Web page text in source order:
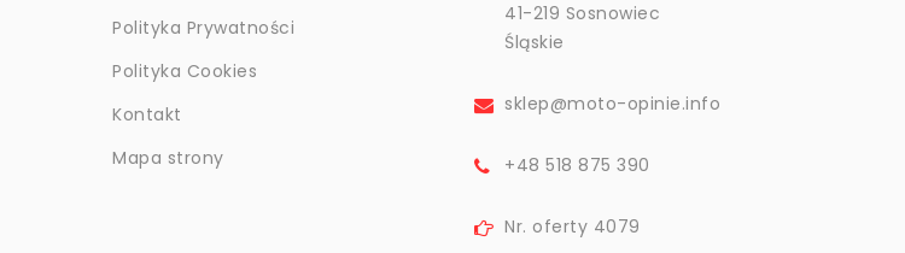
Polityka Prywatności
Polityka Cookies
Kontakt
Mapa strony
41-219 Sosnowiec
Śląskie
sklep@moto-opinie.info
+48 518 875 390
Nr. oferty 4079